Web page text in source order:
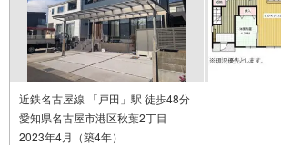
近鉄名古屋線 「戸田」駅 徒歩48分
愛知県名古屋市港区秋葉2丁目
2023年4月（築4年）